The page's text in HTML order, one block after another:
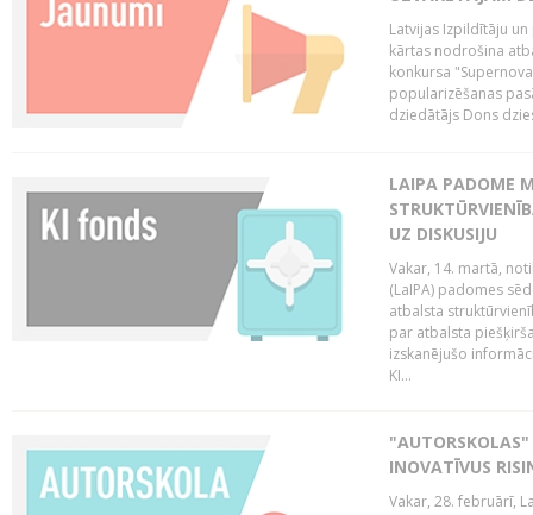
Latvijas Izpildītāju
kārtas nodrošina
konkursa
popularizēšanas
dziedātājs Dons
LAIPA PADOME
UZ DISKUSIJU
Vakar, 14. martā,
(LaIPA) padomes
atbalsta
par atbalsta
izskanējušo
KI...
INOVATĪVUS
Vakar, 28. februārī,